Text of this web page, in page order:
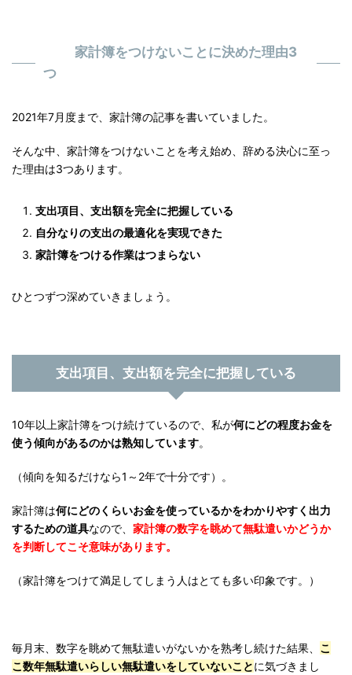
家計簿をつけないことに決めた理由3
つ
2021年7月度まで、家計簿の記事を書いていました。
そんな中、家計簿をつけないことを考え始め、辞める決心に至っ
た理由は3つあります。
支出項目、支出額を完全に把握している
自分なりの支出の最適化を実現できた
家計簿をつける作業はつまらない
ひとつずつ深めていきましょう。
支出項目、支出額を完全に把握している
10年以上家計簿をつけ続けているので、私が何にどの程度お金を
使う傾向があるのかは熟知しています。
（傾向を知るだけなら1～2年で十分です）。
家計簿は何にどのくらいお金を使っているかをわかりやすく出力
するための道具なので、 家計簿の数字を眺めて無駄遣いかどうか
を判断してこそ意味があります。
（家計簿をつけて満足してしまう人はとても多い印象です。）
毎月末、数字を眺めて無駄遣いがないかを熟考し続けた結果、 こ
こ数年無駄遣いらしい無駄遣いをしていないことに気づきまし